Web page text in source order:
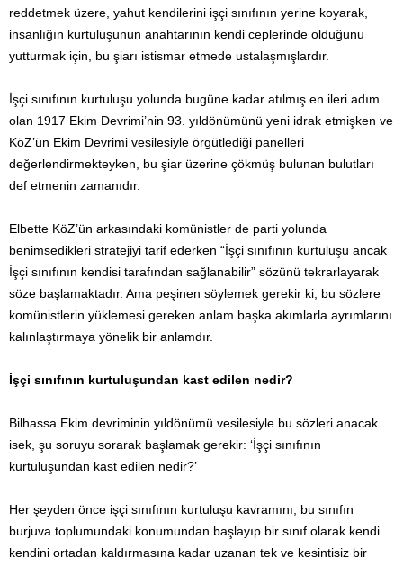
reddetmek üzere, yahut kendilerini işçi sınıfının yerine koyarak,
insanlığın kurtuluşunun anahtarının kendi ceplerinde olduğunu
yutturmak için, bu şiarı istismar etmede ustalaşmışlardır.
İşçi sınıfının kurtuluşu yolunda bugüne kadar atılmış en ileri adım
olan 1917 Ekim Devrimi’nin 93. yıldönümünü yeni idrak etmişken ve
KöZ’ün Ekim Devrimi vesilesiyle örgütlediği panelleri
değerlendirmekteyken, bu şiar üzerine çökmüş bulunan bulutları
def etmenin zamanıdır.
Elbette KöZ’ün arkasındaki komünistler de parti yolunda
benimsedikleri stratejiyi tarif ederken “İşçi sınıfının kurtuluşu ancak
İşçi sınıfının kendisi tarafından sağlanabilir” sözünü tekrarlayarak
söze başlamaktadır. Ama peşinen söylemek gerekir ki, bu sözlere
komünistlerin yüklemesi gereken anlam başka akımlarla ayrımlarını
kalınlaştırmaya yönelik bir anlamdır.
İşçi sınıfının kurtuluşundan kast edilen nedir?
Bilhassa Ekim devriminin yıldönümü vesilesiyle bu sözleri anacak
isek, şu soruyu sorarak başlamak gerekir: ‘İşçi sınıfının
kurtuluşundan kast edilen nedir?’
Her şeyden önce işçi sınıfının kurtuluşu kavramını, bu sınıfın
burjuva toplumundaki konumundan başlayıp bir sınıf olarak kendi
kendini ortadan kaldırmasına kadar uzanan tek ve kesintisiz bir